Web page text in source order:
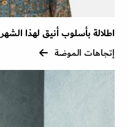
اطلالة بأسلوب أنيق لهذا الشهر
إتجاهات الموضة